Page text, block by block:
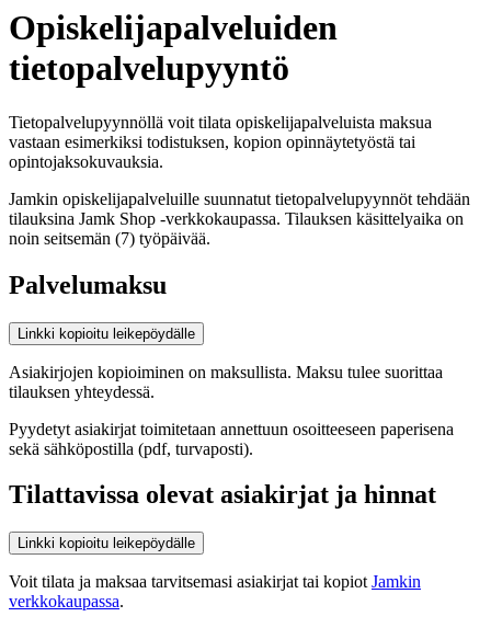
Opiskelijapalveluiden
tietopalvelupyyntö
Tietopalvelupyynnöllä voit tilata opiskelijapalveluista maksua
vastaan esimerkiksi todistuksen, kopion opinnäytetyöstä tai
opintojaksokuvauksia.
Jamkin opiskelijapalveluille suunnatut tietopalvelupyynnöt tehdään
tilauksina Jamk Shop -verkkokaupassa. Tilauksen käsittelyaika on
noin seitsemän (7) työpäivää.
Palvelumaksu
Linkki kopioitu leikepöydälle
Asiakirjojen kopioiminen on maksullista. Maksu tulee suorittaa
tilauksen yhteydessä.
Pyydetyt asiakirjat toimitetaan annettuun osoitteeseen paperisena
sekä sähköpostilla (pdf, turvaposti).
Tilattavissa olevat asiakirjat ja hinnat
Linkki kopioitu leikepöydälle
Voit tilata ja maksaa tarvitsemasi asiakirjat tai kopiot Jamkin
verkkokaupassa.